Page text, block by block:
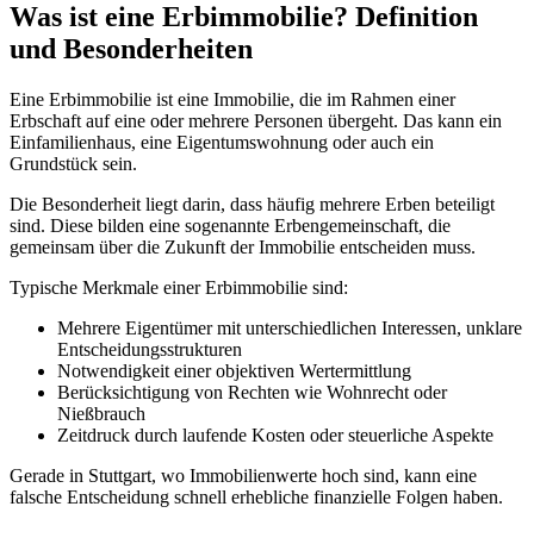
Was ist eine Erbimmobilie? Definition
und Besonderheiten
Eine Erbimmobilie ist eine Immobilie, die im Rahmen einer
Erbschaft auf eine oder mehrere Personen übergeht. Das kann ein
Einfamilienhaus, eine Eigentumswohnung oder auch ein
Grundstück sein.
Die Besonderheit liegt darin, dass häufig mehrere Erben beteiligt
sind. Diese bilden eine sogenannte Erbengemeinschaft, die
gemeinsam über die Zukunft der Immobilie entscheiden muss.
Typische Merkmale einer Erbimmobilie sind:
Mehrere Eigentümer mit unterschiedlichen Interessen, unklare
Entscheidungsstrukturen
Notwendigkeit einer objektiven Wertermittlung
Berücksichtigung von Rechten wie Wohnrecht oder
Nießbrauch
Zeitdruck durch laufende Kosten oder steuerliche Aspekte
Gerade in Stuttgart, wo Immobilienwerte hoch sind, kann eine
falsche Entscheidung schnell erhebliche finanzielle Folgen haben.